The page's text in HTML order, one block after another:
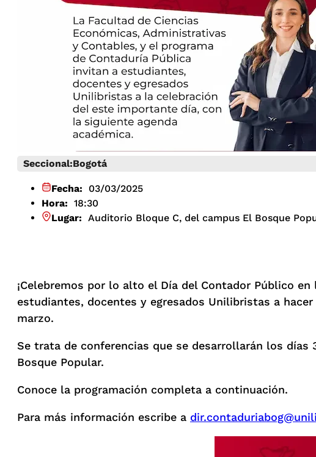
Seccional:Bogotá
Fecha:
03/03/2025
Hora: 18:30
Lugar: Auditorio Bloque C, del campus El Bosque
¡Celebremos por lo alto el Día del Contador Público
estudiantes, docentes y egresados Unilibristas a
marzo.
Se trata de conferencias que se desarrollarán los días
Bosque Popular.
Conoce la programación completa a continuación.
Para más información escribe a